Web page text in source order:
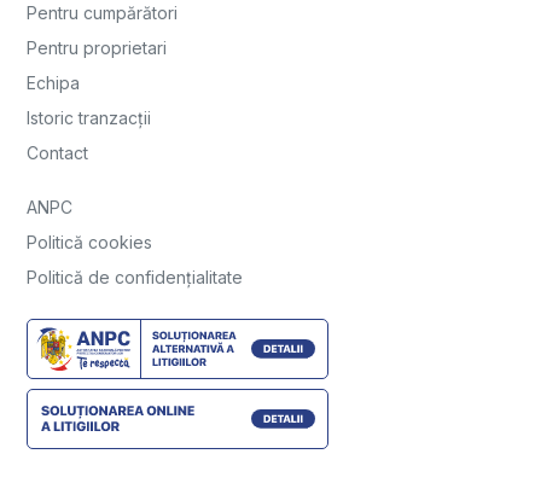
Pentru cumpărători
Pentru proprietari
Echipa
Istoric tranzacții
Contact
ANPC
Politică cookies
Politică de confidențialitate